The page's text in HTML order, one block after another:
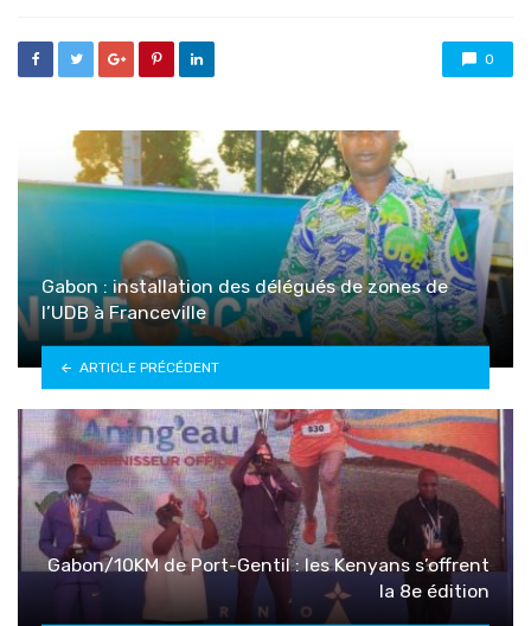
0
Gabon : installation des délégués de zones de
l’UDB à Franceville
ARTICLE PRÉCÉDENT
Gabon/10KM de Port-Gentil : les Kenyans s’offrent
la 8e édition